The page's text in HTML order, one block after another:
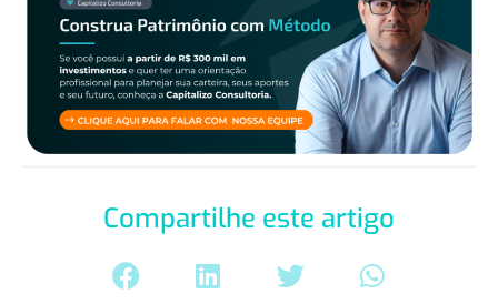
Compartilhe este artigo